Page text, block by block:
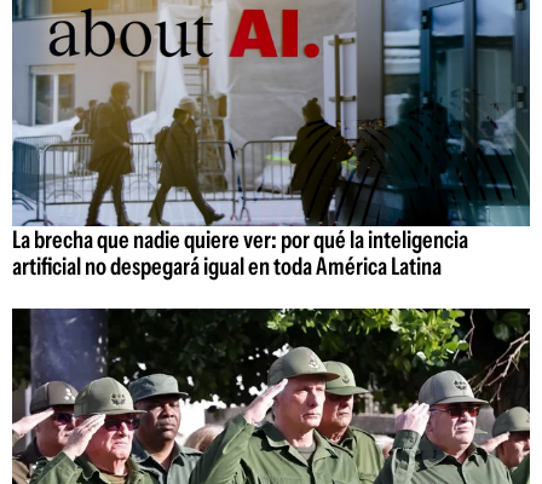
La brecha que nadie quiere ver: por qué la inteligencia
artificial no despegará igual en toda América Latina